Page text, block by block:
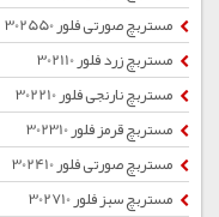
مستربچ صورتی فلور 302550
مستربچ زرد فلور 302110
مستربچ نارنجی فلور 302210
مستربچ قرمز فلور 302310
مستربچ صورتی فلور 302410
مستربچ سبز فلور 302710